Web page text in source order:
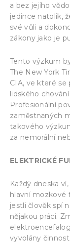
a bez jejího
jedince natolik,
své vůli a
zákony jako je
Tento výzkum
The New York
CIA, ve které se
lidského
Profesionální
zaměstnaných
takového
za nemorální
ELEKTRICKÉ
Každý dneska
hlavní mozkové
jestli člověk spí
nějakou práci.
vyvolány